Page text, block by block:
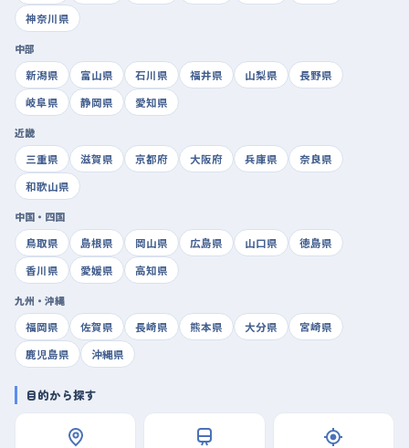
神奈川県
中部
新潟県
富山県 石川県 福井県 山梨県
長野県
岐阜県
静岡県 愛知県
近畿
三重県
滋賀県 京都府 大阪府 兵庫県
奈良県
和歌山県
中国・四国
鳥取県
島根県 岡山県 広島県 山口県
徳島県
香川県
愛媛県 高知県
九州・沖縄
福岡県
佐賀県 長崎県 熊本県 大分県
宮崎県
鹿児島県
沖縄県
目的から探す